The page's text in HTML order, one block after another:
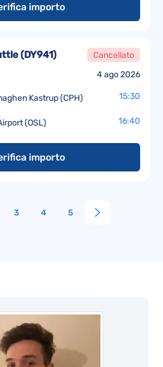
importo
4 ago 2026
(DY941) Cancellato
Kastrup (CPH) 15:30
(OSL) 16:40
importo
3 4 5